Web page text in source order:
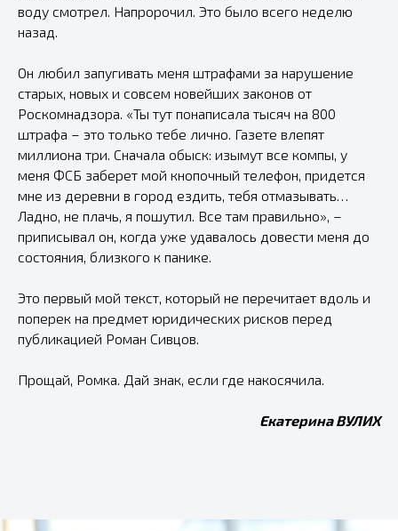
воду смотрел. Напророчил. Это было всего неделю
назад.
Он любил запугивать меня штрафами за нарушение
старых, новых и совсем новейших законов от
Роскомнадзора. «Ты тут понаписала тысяч на 800
штрафа – это только тебе лично. Газете влепят
миллиона три. Сначала обыск: изымут все компы, у
меня ФСБ заберет мой кнопочный телефон, придется
мне из деревни в город ездить, тебя отмазывать…
Ладно, не плачь, я пошутил. Все там правильно», –
приписывал он, когда уже удавалось довести меня до
состояния, близкого к панике.
Это первый мой текст, который не перечитает вдоль и
поперек на предмет юридических рисков перед
публикацией Роман Сивцов.
Прощай, Ромка. Дай знак, если где накосячила.
Екатерина ВУЛИХ